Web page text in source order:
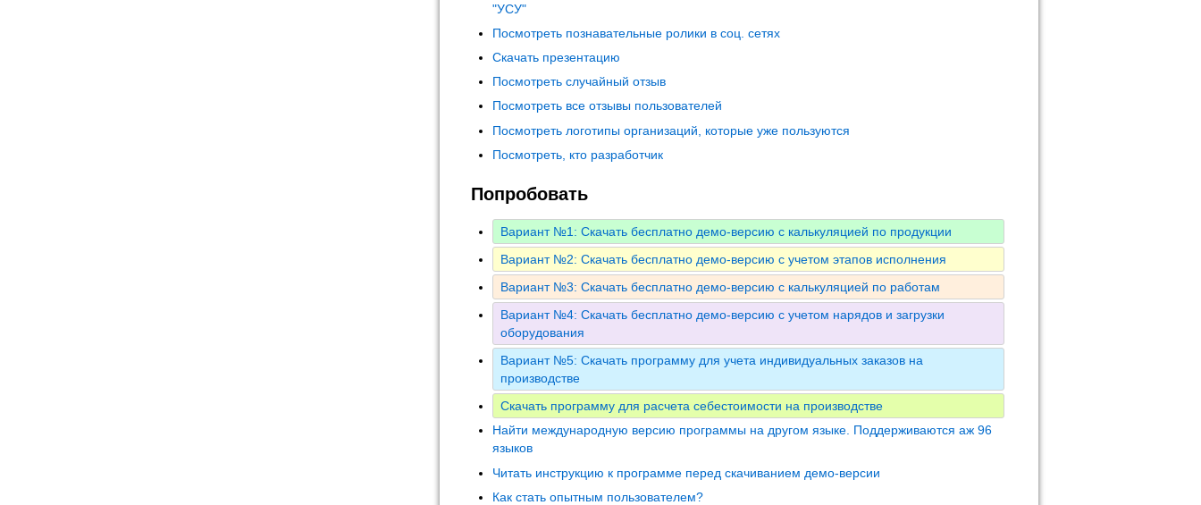
"УСУ"
Посмотреть познавательные ролики в соц. сетях
Скачать презентацию
Посмотреть случайный отзыв
Посмотреть все отзывы пользователей
Посмотреть логотипы организаций, которые уже пользуются
Посмотреть, кто разработчик
Попробовать
Вариант №1: Скачать бесплатно демо-версию с калькуляцией по продукции
Вариант №2: Скачать бесплатно демо-версию с учетом этапов исполнения
Вариант №3: Скачать бесплатно демо-версию с калькуляцией по работам
Вариант №4: Скачать бесплатно демо-версию с учетом нарядов и загрузки
оборудования
Вариант №5: Скачать программу для учета индивидуальных заказов на
производстве
Скачать программу для расчета себестоимости на производстве
Найти международную версию программы на другом языке. Поддерживаются аж 96
языков
Читать инструкцию к программе перед скачиванием демо-версии
Как стать опытным пользователем?